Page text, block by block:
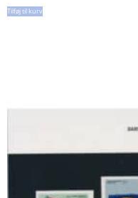
Tilføj til kurv